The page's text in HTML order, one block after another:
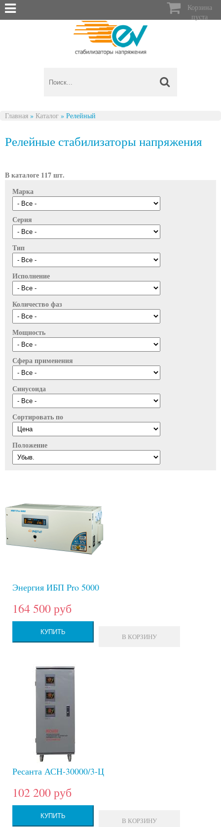

Корзина
пуста
Главная » Каталог » Релейный
Релейные стабилизаторы напряжения
В каталоге 117 шт.
Марка
Серия
Тип
Исполнение
Количество фаз
Мощность
Сфера применения
Синусоида
Сортировать по
Положение
Энергия ИБП Pro 5000
164 500 руб
КУПИТЬ
В КОРЗИНУ
Ресанта АСН-30000/3-Ц
102 200 руб
КУПИТЬ
В КОРЗИНУ